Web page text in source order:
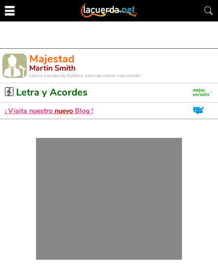
Majestad
Martin Smith
Letra y Acordes de Guitarra. Aprende a tocar esta canción
Letra y Acordes
¡ Visita nuestro nuevo Blog !